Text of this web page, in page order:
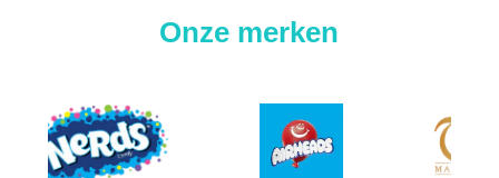
Onze merken